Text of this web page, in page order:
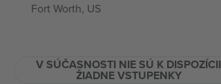
Fort Worth, US
V SÚČASNOSTI NIE SÚ K DISPOZÍCII
ŽIADNE VSTUPENKY